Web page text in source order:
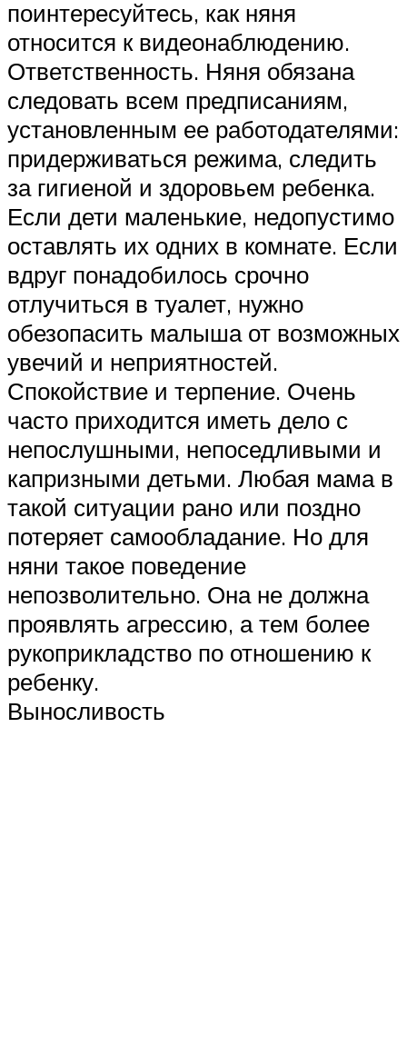
поинтересуйтесь, как няня
относится к видеонаблюдению.
Ответственность. Няня обязана
следовать всем предписаниям,
установленным ее работодателями:
придерживаться режима, следить
за гигиеной и здоровьем ребенка.
Если дети маленькие, недопустимо
оставлять их одних в комнате. Если
вдруг понадобилось срочно
отлучиться в туалет, нужно
обезопасить малыша от возможных
увечий и неприятностей.
Спокойствие и терпение. Очень
часто приходится иметь дело с
непослушными, непоседливыми и
капризными детьми. Любая мама в
такой ситуации рано или поздно
потеряет самообладание. Но для
няни такое поведение
непозволительно. Она не должна
проявлять агрессию, а тем более
рукоприкладство по отношению к
ребенку.
Выносливость